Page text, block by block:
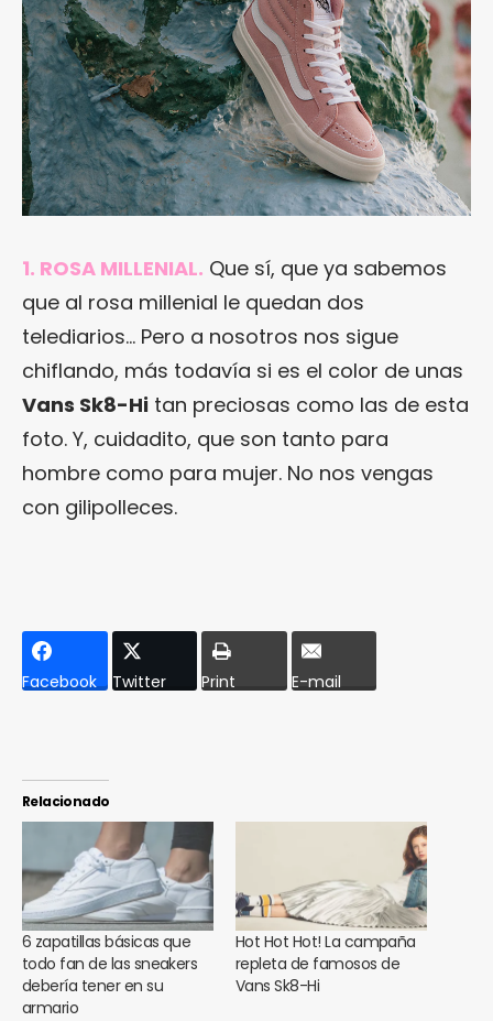
1. ROSA MILLENIAL. Que sí, que ya sabemos
que al rosa millenial le quedan dos
telediarios… Pero a nosotros nos sigue
chiflando, más todavía si es el color de unas
Vans Sk8-Hi tan preciosas como las de esta
foto. Y, cuidadito, que son tanto para
hombre como para mujer. No nos vengas
con gilipolleces.
Facebook Twitter Print E-mail
Relacionado
6 zapatillas básicas que
todo fan de las sneakers
debería tener en su
armario
Hot Hot Hot! La campaña
repleta de famosos de
Vans Sk8-Hi